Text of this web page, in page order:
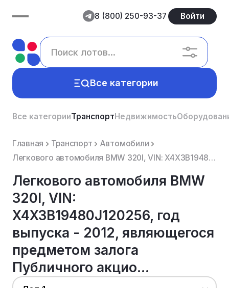
8 (800) 250-93-37 Войти
Все категории
Все категорииТранспортНедвижимость
Главная Транспорт
Автомобили
Легкового автомобиля BMW 320I, VIN: X4X3B19480J120256, год выпуска - 2012, являющегося предметом зал...
Легкового автомобиля BMW
320I, VIN:
X4X3B19480J120256, год
выпуска - 2012, являющегося
предметом залога
Публичного акцио...